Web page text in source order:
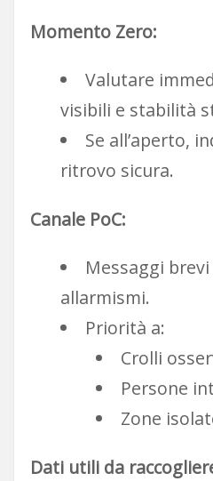
Momento Zero:
Valutare
visibili e stabilità
Se all’aperto,
ritrovo sicura.
Canale PoC:
Messaggi
allarmismi.
Priorità a:
Crolli
Persone
Zone
Dati utili da